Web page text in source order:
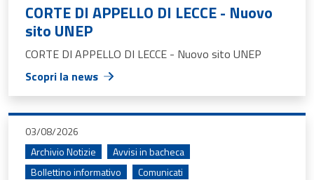
CORTE DI APPELLO DI LECCE - Nuovo
sito UNEP
CORTE DI APPELLO DI LECCE - Nuovo sito UNEP
Scopri la news
03/08/2026
Archivio Notizie
Avvisi in bacheca
Bollettino informativo
Comunicati